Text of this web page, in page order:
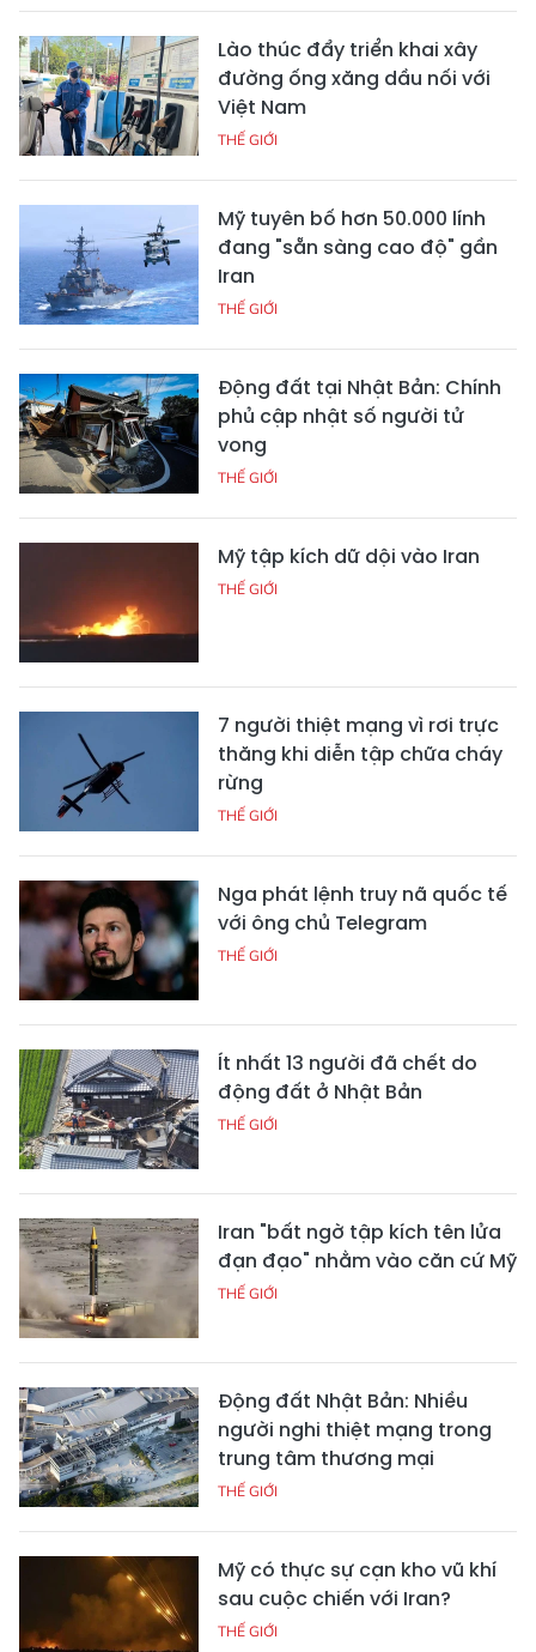
Lào thúc đẩy triển khai xây
đường ống xăng dầu nối với
Việt Nam
THẾ GIỚI
Mỹ tuyên bố hơn 50.000 lính
đang "sẵn sàng cao độ" gần
Iran
THẾ GIỚI
Động đất tại Nhật Bản: Chính
phủ cập nhật số người tử
vong
THẾ GIỚI
Mỹ tập kích dữ dội vào Iran
THẾ GIỚI
7 người thiệt mạng vì rơi trực
thăng khi diễn tập chữa cháy
rừng
THẾ GIỚI
Nga phát lệnh truy nã quốc tế
với ông chủ Telegram
THẾ GIỚI
Ít nhất 13 người đã chết do
động đất ở Nhật Bản
THẾ GIỚI
Iran "bất ngờ tập kích tên lửa
đạn đạo" nhằm vào căn cứ Mỹ
THẾ GIỚI
Động đất Nhật Bản: Nhiều
người nghi thiệt mạng trong
trung tâm thương mại
THẾ GIỚI
Mỹ có thực sự cạn kho vũ khí
sau cuộc chiến với Iran?
THẾ GIỚI